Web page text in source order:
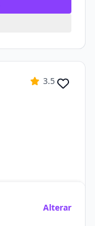
3.5
Alterar